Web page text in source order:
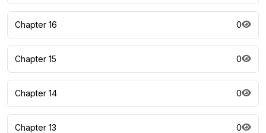
Chapter 16 0
Chapter 15 0
Chapter 14 0
Chapter 13 0